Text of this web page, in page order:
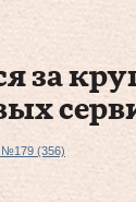
за
№179 (356)